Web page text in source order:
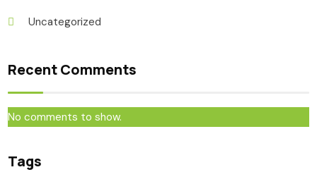
Uncategorized
Recent Comments
No comments to show.
Tags